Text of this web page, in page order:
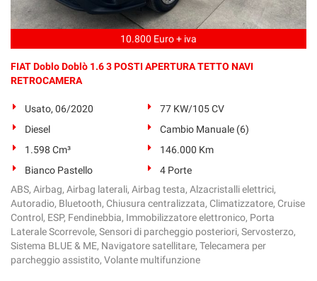
10.800 Euro + iva
FIAT Doblo Doblò 1.6 3 POSTI APERTURA TETTO NAVI
RETROCAMERA
Usato, 06/2020
77 KW/105 CV
Diesel
Cambio Manuale (6)
1.598 Cm³
146.000 Km
Bianco Pastello
4 Porte
ABS, Airbag, Airbag laterali, Airbag testa, Alzacristalli elettrici,
Autoradio, Bluetooth, Chiusura centralizzata, Climatizzatore, Cruise
Control, ESP, Fendinebbia, Immobilizzatore elettronico, Porta
Laterale Scorrevole, Sensori di parcheggio posteriori, Servosterzo,
Sistema BLUE & ME, Navigatore satellitare, Telecamera per
parcheggio assistito, Volante multifunzione